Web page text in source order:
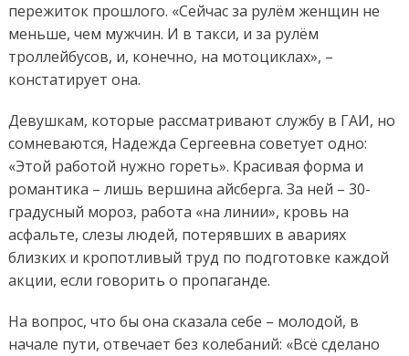
пережиток прошлого. «Сейчас за рулём женщин не
меньше, чем мужчин. И в такси, и за рулём
троллейбусов, и, конечно, на мотоциклах», –
констатирует она.
Девушкам, которые рассматривают службу в ГАИ, но
сомневаются, Надежда Сергеевна советует одно:
«Этой работой нужно гореть». Красивая форма и
романтика – лишь вершина айсберга. За ней – 30-
градусный мороз, работа «на линии», кровь на
асфальте, слезы людей, потерявших в авариях
близких и кропотливый труд по подготовке каждой
акции, если говорить о пропаганде.
На вопрос, что бы она сказала себе – молодой, в
начале пути, отвечает без колебаний: «Всё сделано